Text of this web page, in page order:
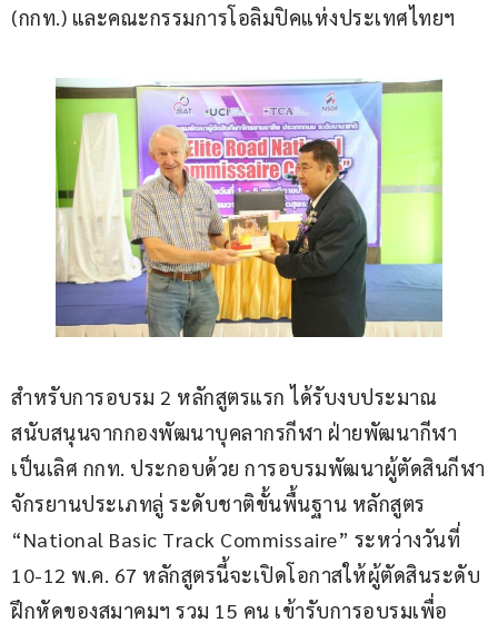
(กกท.) และคณะกรรมการโอลิมปิคแห่งประเทศไทยฯ
สำหรับการอบรม 2 หลักสูตรแรก ได้รับงบประมาณ
สนับสนุนจากกองพัฒนาบุคลากรกีฬา ฝ่ายพัฒนากีฬา
เป็นเลิศ กกท. ประกอบด้วย การอบรมพัฒนาผู้ตัดสินกีฬา
จักรยานประเภทลู่ ระดับชาติขั้นพื้นฐาน หลักสูตร
“National Basic Track Commissaire” ระหว่างวันที่
10-12 พ.ค. 67 หลักสูตรนี้จะเปิดโอกาสให้ผู้ตัดสินระดับ
ฝึกหัดของสมาคมฯ รวม 15 คน เข้ารับการอบรมเพื่อ